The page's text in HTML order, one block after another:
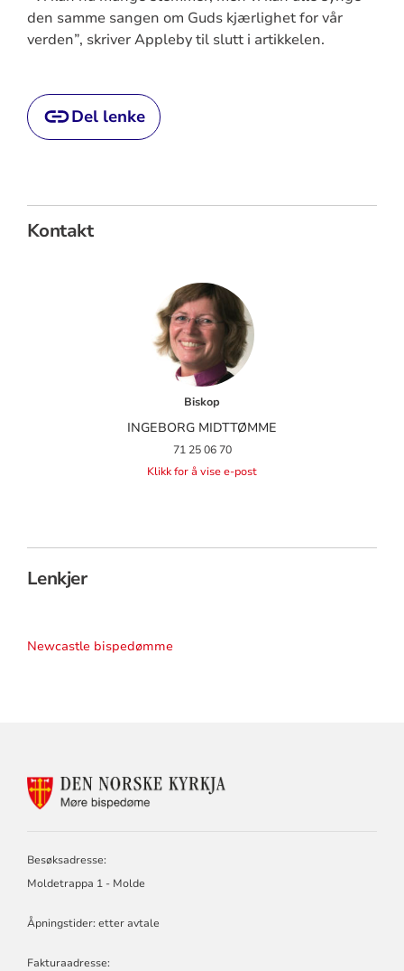
den samme sangen om Guds kjærlighet for vår
verden”, skriver Appleby til slutt i artikkelen.
Del lenke
Kontakt
Biskop
INGEBORG MIDTTØMME
71 25 06 70
Klikk for å vise e-post
Lenkjer
Newcastle bispedømme
KONTAKTINFORMASJON
Besøksadresse:
Moldetrappa 1 - Molde
Åpningstider: etter avtale
Fakturaadresse: